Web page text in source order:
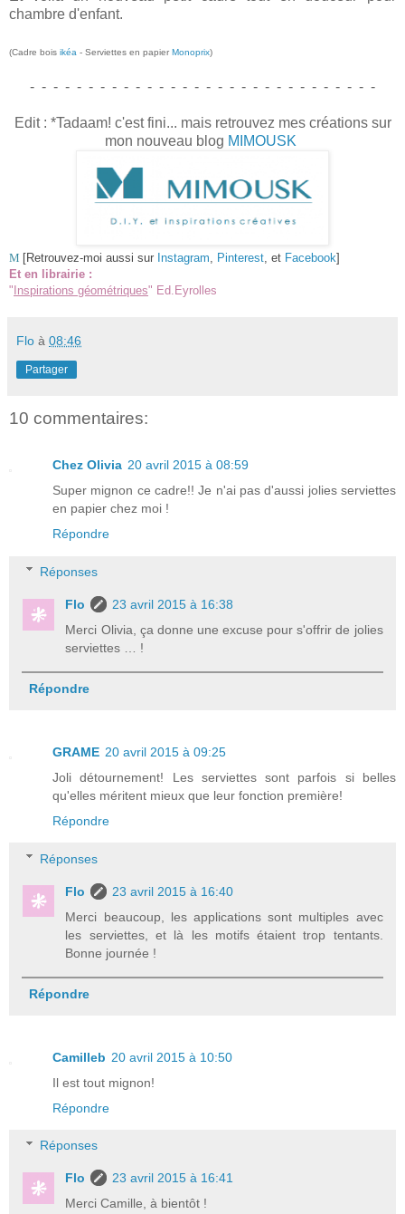
chambre d'enfant.
(Cadre bois ikéa - Serviettes en papier Monoprix)
- - - - - - - - - - - - - - - - - - - - - - - - - - - - - -
Edit : *Tadaam! c'est fini... mais retrouvez mes créations sur
mon nouveau blog MIMOUSK
M [Retrouvez-moi aussi sur Instagram Pinterest , et Facebook]
Et en librairie :
" Inspirations géométriques" Ed.Eyrolles
Flo à 08:46
Partager
10 commentaires:
Chez Olivia 20 avril 2015 à 08:59
Super mignon ce cadre!! Je n'ai pas d'aussi jolies serviettes
en papier chez moi !
Répondre
Réponses
Flo
23 avril 2015 à 16:38
Merci Olivia, ça donne une excuse pour s'offrir de jolies
serviettes … !
Répondre
GRAME 20 avril 2015 à 09:25
Joli détournement! Les serviettes sont parfois si belles
qu'elles méritent mieux que leur fonction première!
Répondre
Réponses
Flo
23 avril 2015 à 16:40
Merci beaucoup, les applications sont multiples avec
les serviettes, et là les motifs étaient trop tentants.
Bonne journée !
Répondre
Camilleb 20 avril 2015 à 10:50
Il est tout mignon!
Répondre
Réponses
Flo
23 avril 2015 à 16:41
Merci Camille, à bientôt !